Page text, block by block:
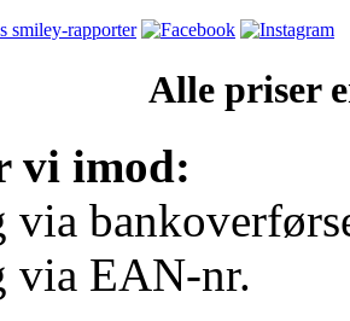
Alle priser
vi imod:
via
via EAN-nr.